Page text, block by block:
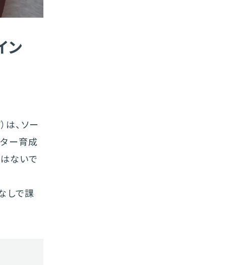
ン
は、ソー
ー育成
ないで
しで課